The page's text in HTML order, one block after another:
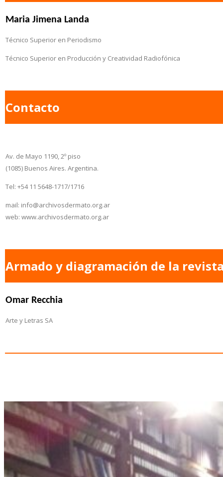
Maria Jimena Landa
Técnico Superior en Periodismo
Técnico Superior en Producción y Creatividad Radiofónica
Contacto
Av. de Mayo 1190, 2º piso
(1085) Buenos Aires. Argentina.
Tel: +54 11 5648-1717/1716
mail: info@archivosdermato.org.ar
web: www.archivosdermato.org.ar
Armado y diagramación de la
Omar Recchia
Arte y Letras SA